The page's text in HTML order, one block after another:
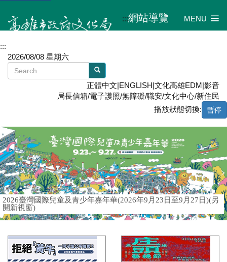
:::網站導覽 MENU
:::
2026/08/08 星期六
正體中文|ENGLISH|文化高雄EDM|影音
局長信箱/電子護照/無障礙/職安/文化中心/新住民
播放狀態切換:
暫停
2026臺灣國際兒童及青少年嘉年華(2026年9月23日至9月27日)(另
開新視窗)